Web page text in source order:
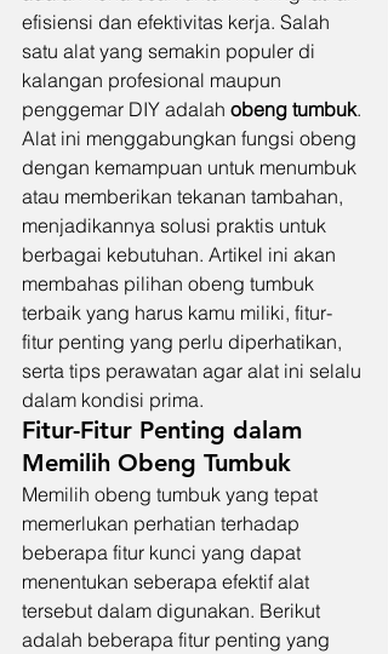
efisiensi dan efektivitas kerja. Salah
satu alat yang semakin populer di
kalangan profesional maupun
penggemar DIY adalah obeng tumbuk.
Alat ini menggabungkan fungsi obeng
dengan kemampuan untuk menumbuk
atau memberikan tekanan tambahan,
menjadikannya solusi praktis untuk
berbagai kebutuhan. Artikel ini akan
membahas pilihan obeng tumbuk
terbaik yang harus kamu miliki, fitur-
fitur penting yang perlu diperhatikan,
serta tips perawatan agar alat ini selalu
dalam kondisi prima.
Fitur-Fitur Penting dalam
Memilih Obeng Tumbuk
Memilih obeng tumbuk yang tepat
memerlukan perhatian terhadap
beberapa fitur kunci yang dapat
menentukan seberapa efektif alat
tersebut dalam digunakan. Berikut
adalah beberapa fitur penting yang